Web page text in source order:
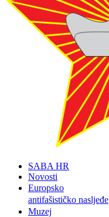
SABA HR
Novosti
Europsko
antifašističko nasljeđe
Muzej